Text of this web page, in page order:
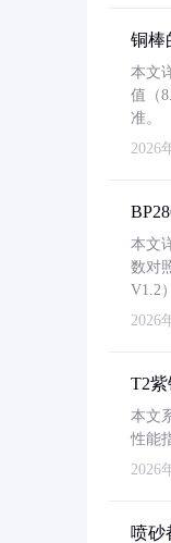
铜棒
本文
值（
准。
2026
本文
数对
V1.2
2026
T2
本文
性能
2026
喷砂